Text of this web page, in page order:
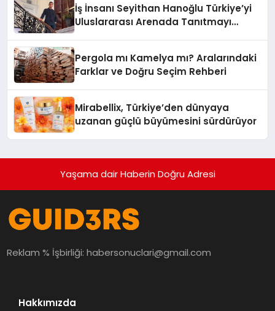
İş İnsanı Seyithan Hanoğlu Türkiye’yi
Uluslararası Arenada Tanıtmayı
Pergola mı Kamelya mı? Aralarındaki
Farklar ve Doğru Seçim Rehberi
Mirabellix, Türkiye’den dünyaya
uzanan güçlü büyümesini sürdürüyor
Yaşama dair Haberin Doğru Adresi
Reklam % İşbirliği:habersonuclari@gmail.com
Hakkımızda